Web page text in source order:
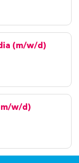
(m/w/d)
w/d)